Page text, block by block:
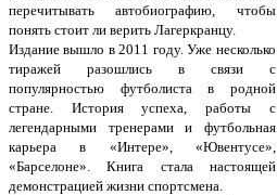
перечитывать автобиографию, чтобы
понять стоит ли верить Лагеркранцу.
Издание вышло в 2011 году. Уже несколько
тиражей разошлись в связи с
популярностью футболиста в родной
стране. История успеха, работы с
легендарными тренерами и футбольная
карьера в «Интере», «Ювентусе»,
«Барселоне». Книга стала настоящей
демонстрацией жизни спортсмена.